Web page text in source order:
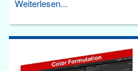
Weiterlesen...